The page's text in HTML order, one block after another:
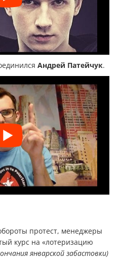
Андрей Патейчук.
протест, менеджеры
курс на «лотеризацию
январской забастовки)